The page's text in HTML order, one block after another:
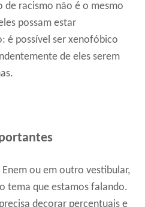
de racismo não é o mesmo
possam estar
é possível ser xenofóbico
de eles serem
ou em outro vestibular,
tema que estamos falando.
decorar percentuais e